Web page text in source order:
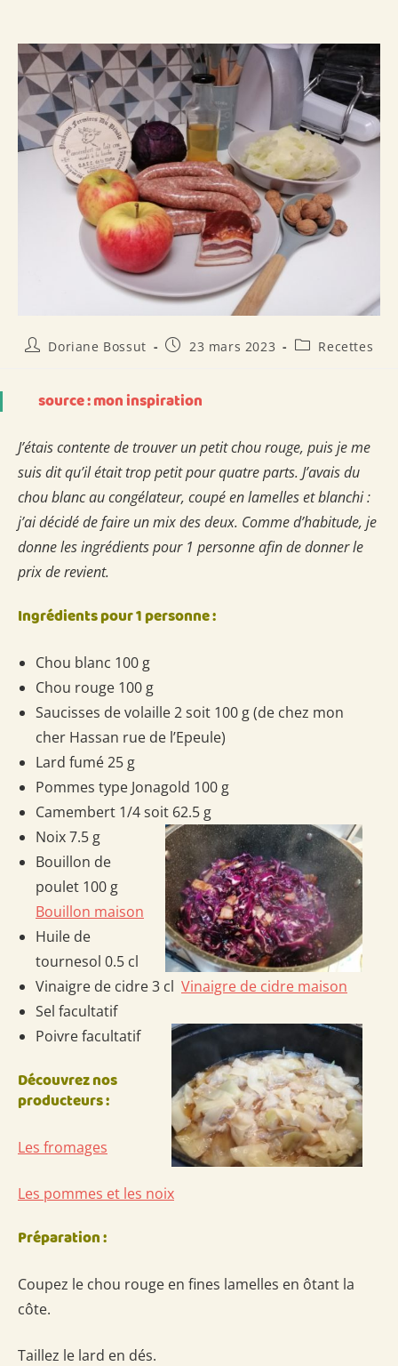
Auteur/autrice
publication :
Doriane Bossut
Publication
23 mars 2023
PostRecettes
source : mon inspiration
J’étais contente de trouver un petit chou rouge, puis je me
suis dit qu’il était trop petit pour quatre parts. J’avais du
chou blanc au congélateur, coupé en lamelles et blanchi :
j’ai décidé de faire un mix des deux. Comme d’habitude, je
donne les ingrédients pour 1 personne afin de donner le
prix de revient.
Ingrédients pour 1 personne :
Chou blanc 100 g
Chou rouge 100 g
Saucisses de volaille 2 soit 100 g (de chez mon
cher Hassan rue de l’Epeule)
Lard fumé 25 g
Pommes type Jonagold 100 g
Camembert 1/4 soit 62.5 g
Noix 7.5 g
Bouillon de
poulet 100 g
Bouillon maison
Huile de
tournesol 0.5 cl
Vinaigre de cidre 3 cl Vinaigre de cidre maison
Sel facultatif
Poivre facultatif
Découvrez nos
producteurs :
Les fromages
Les pommes et les noix
Préparation :
Coupez le chou rouge en fines lamelles en ôtant la
côte.
Taillez le lard en dés.